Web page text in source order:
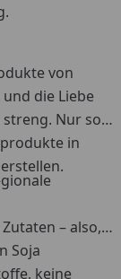
von
die Liebe
Nur so
in
– also,
Soja
keine